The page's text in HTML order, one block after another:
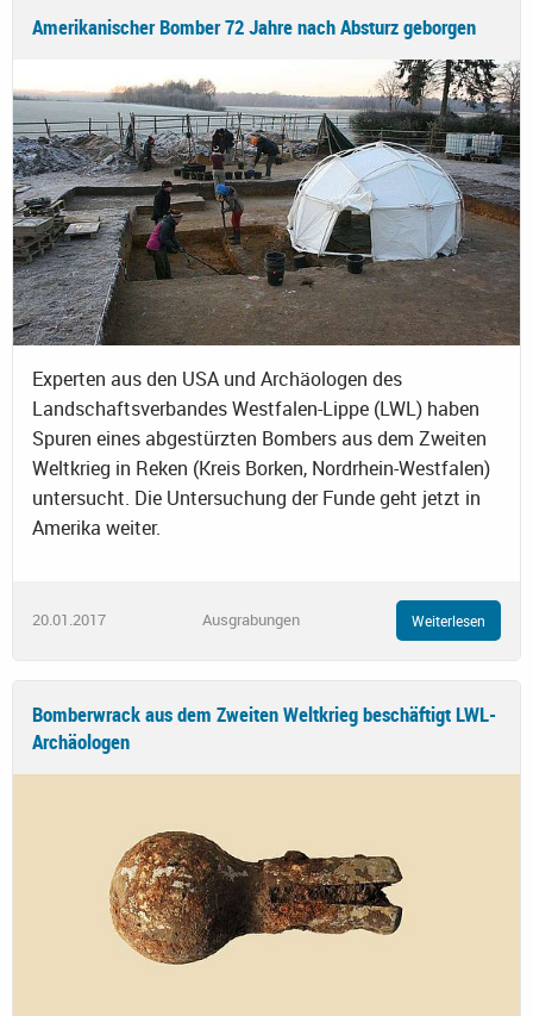
Amerikanischer Bomber 72 Jahre nach Absturz geborgen
Experten aus den USA und Archäologen des
Landschaftsverbandes Westfalen-Lippe (LWL) haben
Spuren eines abgestürzten Bombers aus dem Zweiten
Weltkrieg in Reken (Kreis Borken, Nordrhein-Westfalen)
untersucht. Die Untersuchung der Funde geht jetzt in
Amerika weiter.
20.01.2017 Ausgrabungen Weiterlesen
Bomberwrack aus dem Zweiten Weltkrieg beschäftigt LWL-
Archäologen